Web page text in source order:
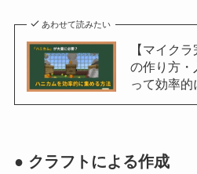
あわせて読みたい
【マイク
の作り方・
って効率的
● クラフトによる作成